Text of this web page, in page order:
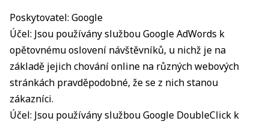
Poskytovatel: Google
Účel: Jsou používány službou Google AdWords k
opětovnému oslovení návštěvníků, u nichž je na
základě jejich chování online na různých webových
stránkách pravděpodobné, že se z nich stanou
zákazníci.
Účel: Jsou používány službou Google DoubleClick k